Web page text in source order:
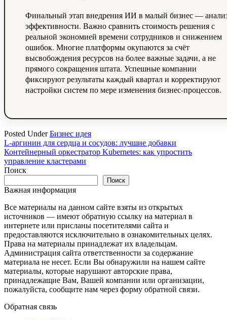
Финальный этап внедрения ИИ в малый бизнес —
эффективности. Важно сравнить стоимость решения с
реальной экономией времени сотрудников и снижением
ошибок. Многие платформы окупаются за счёт
высвобождения ресурсов на более важные задачи, а не
прямого сокращения штата. Успешные компании
фиксируют результаты каждый квартал и корректируют
настройки систем по мере изменения бизнес-процессов.
Posted UnderБизнес идея
Навигация
по
записям
L-аргинин для сердца и сосудов: лучшие добавки
Контейнерный оркестратор Kubernetes: как упростить
управление кластерами
Поиск
Поиск
Важная информация
Все материалы на данном сайте взяты из открытых
источников — имеют обратную ссылку на материал в
интернете или присланы посетителями сайта и
предоставляются исключительно в ознакомительных целях.
Права на материалы принадлежат их владельцам.
Администрация сайта ответственности за содержание
материала не несет. Если Вы обнаружили на нашем сайте
материалы, которые нарушают авторские права,
принадлежащие Вам, Вашей компании или организации,
пожалуйста, сообщите нам через форму обратной связи.
Обратная связь